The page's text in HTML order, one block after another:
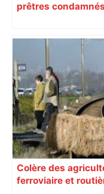
prêtres condamnés
Colère des
ferroviaire et